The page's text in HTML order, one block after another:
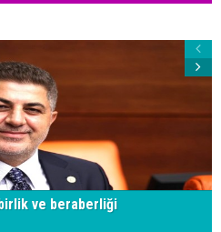
ve beraberliği